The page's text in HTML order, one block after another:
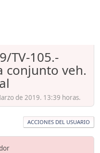
TV-105.-
conjunto veh.
de 2019. 13:39 horas.
ACCIONES DEL USUARIO